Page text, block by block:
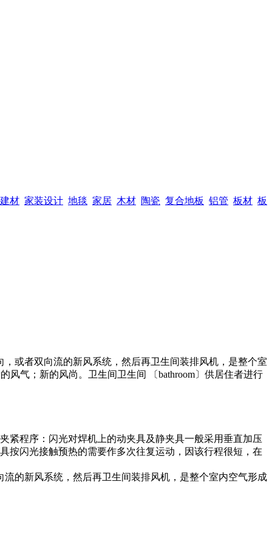
建材 家装设计 地毯 家居 木材 陶瓷 复合地板 铝管 板材 板
或者双向流的新风系统，然后再卫生间装排风机，是整个室
气；新的风尚。卫生间卫生间 〔bathroom〕供居住者进行
紧程序：闪光对焊机上的动夹具及静夹具一般采用垂直加压
按闪光接触预热的需要作多次往复运动，因该行程很短，在
的新风系统，然后再卫生间装排风机，是整个室内空气形成